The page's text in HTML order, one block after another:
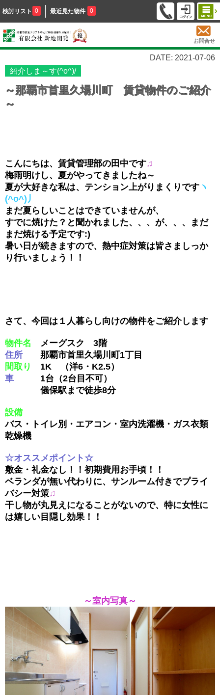
検討リスト 0 最近見た物件 0
お問合せ
DATE: 2021-07-06
紹介しま～す(^o^)/
～那覇市首里久場川町 賃貸物件のご紹介
～
こんにちは、賃貸管理部の田中です♫
梅雨明けし、夏がやってきましたね～
夏が大好きな私は、テンション上がりまくりです ヽ
(^o^)丿
まだ夏らしいことはできていませんが、
すでに焼けた？と聞かれました、、、が、、、まだ
まだ焼ける予定です:)
暑い日が続きますので、熱中症対策は皆さましっか
り行いましょう！！
さて、今回は１人暮らし向けの物件をご紹介します
物件名 メーグスク 3階
住所
那覇市首里久場川町1丁目
間取り
1K （洋6・K2.5）
車 1台（2台目不可）
儀保駅まで徒歩8分
設備
バス・トイレ別・エアコン・室内洗濯機・ガス衣類
乾燥機
☆オススメポイント☆
敷金・礼金なし！！初期費用お手頃！！
ベランダが無い代わりに、サンルーム付きでプライ
バシー対策♫
干し物が丸見えになることがないので、特に女性に
は嬉しい目隠し効果！！
～室内写真～